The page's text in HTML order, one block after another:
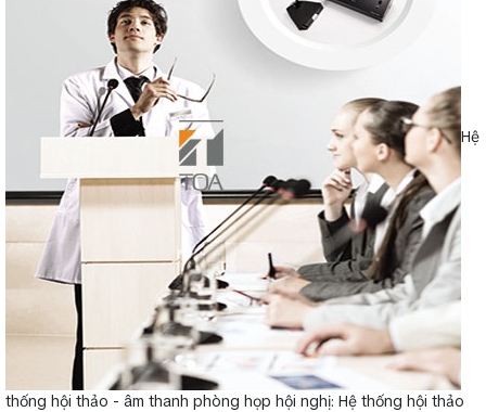
Hệ
thống hội thảo - âm thanh phòng họp hội nghị: Hệ thống hội thảo